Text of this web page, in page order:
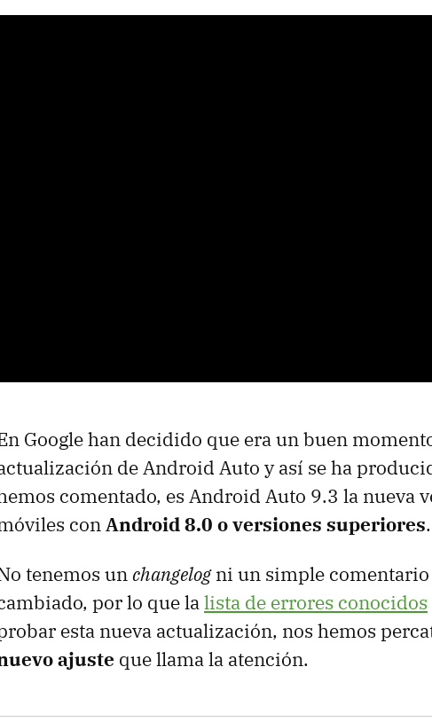
Google han decidido que era un buen
de Android Auto y así se ha
comentado, es Android Auto 9.3 la nueva
conAndroid 8.0 o versiones superiores.
tenemos un changelogni un simple comentario
por lo que lalista de errores conocidos
esta nueva actualización, nos hemos
ajuste que llama la atención.